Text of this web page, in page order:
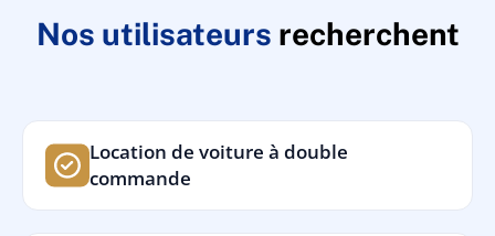
Nos utilisateurs recherchent
Location de voiture à double
commande